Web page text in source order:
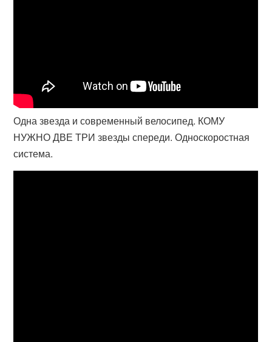
Одна звезда и современный велосипед. КОМУ
НУЖНО ДВЕ ТРИ звезды спереди. Односкоростная
система.